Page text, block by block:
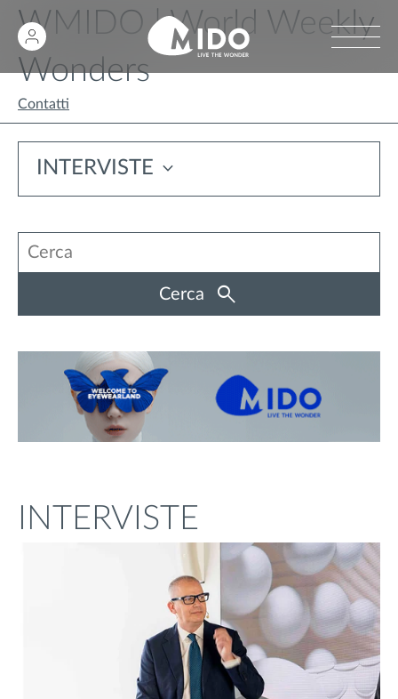
WMIDO | World Weekly
Wonders
Contatti
INTERVISTE
Cerca
INTERVISTE